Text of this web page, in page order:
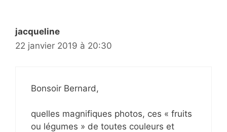
jacqueline
22 janvier 2019 à 20:30
Bonsoir Bernard,
quelles magnifiques photos, ces « fruits
ou légumes » de toutes couleurs et